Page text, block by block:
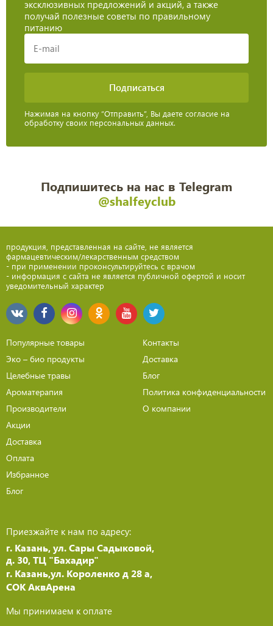
эксклюзивных предложений и акций, а также
получай полезные советы по правильному
питанию
Нажимая на кнопку “Отправить”, Вы даете согласие на
обработку своих персональных данных.
Подпишитесь на нас в Telegram
@shalfeyclub
продукция, представленная на сайте, не является
фармацевтическим/лекарственным средством
- при применении проконсультируйтесь с врачом
- информация с сайта не является публичной офертой и носит
уведомительный характер
Популярные товары
Эко – био продукты
Целебные травы
Ароматерапия
Производители
Акции
Доставка
Оплата
Избранное
Блог
Контакты
Доставка
Блог
Политика конфиденциальности
О компании
Приезжайте к нам по адресу:
г. Казань, ул. Сары Садыковой,
д. 30, ТЦ "Бахадир"
г. Казань,ул. Короленко д 28 а,
СОК АквАрена
Мы принимаем к оплате